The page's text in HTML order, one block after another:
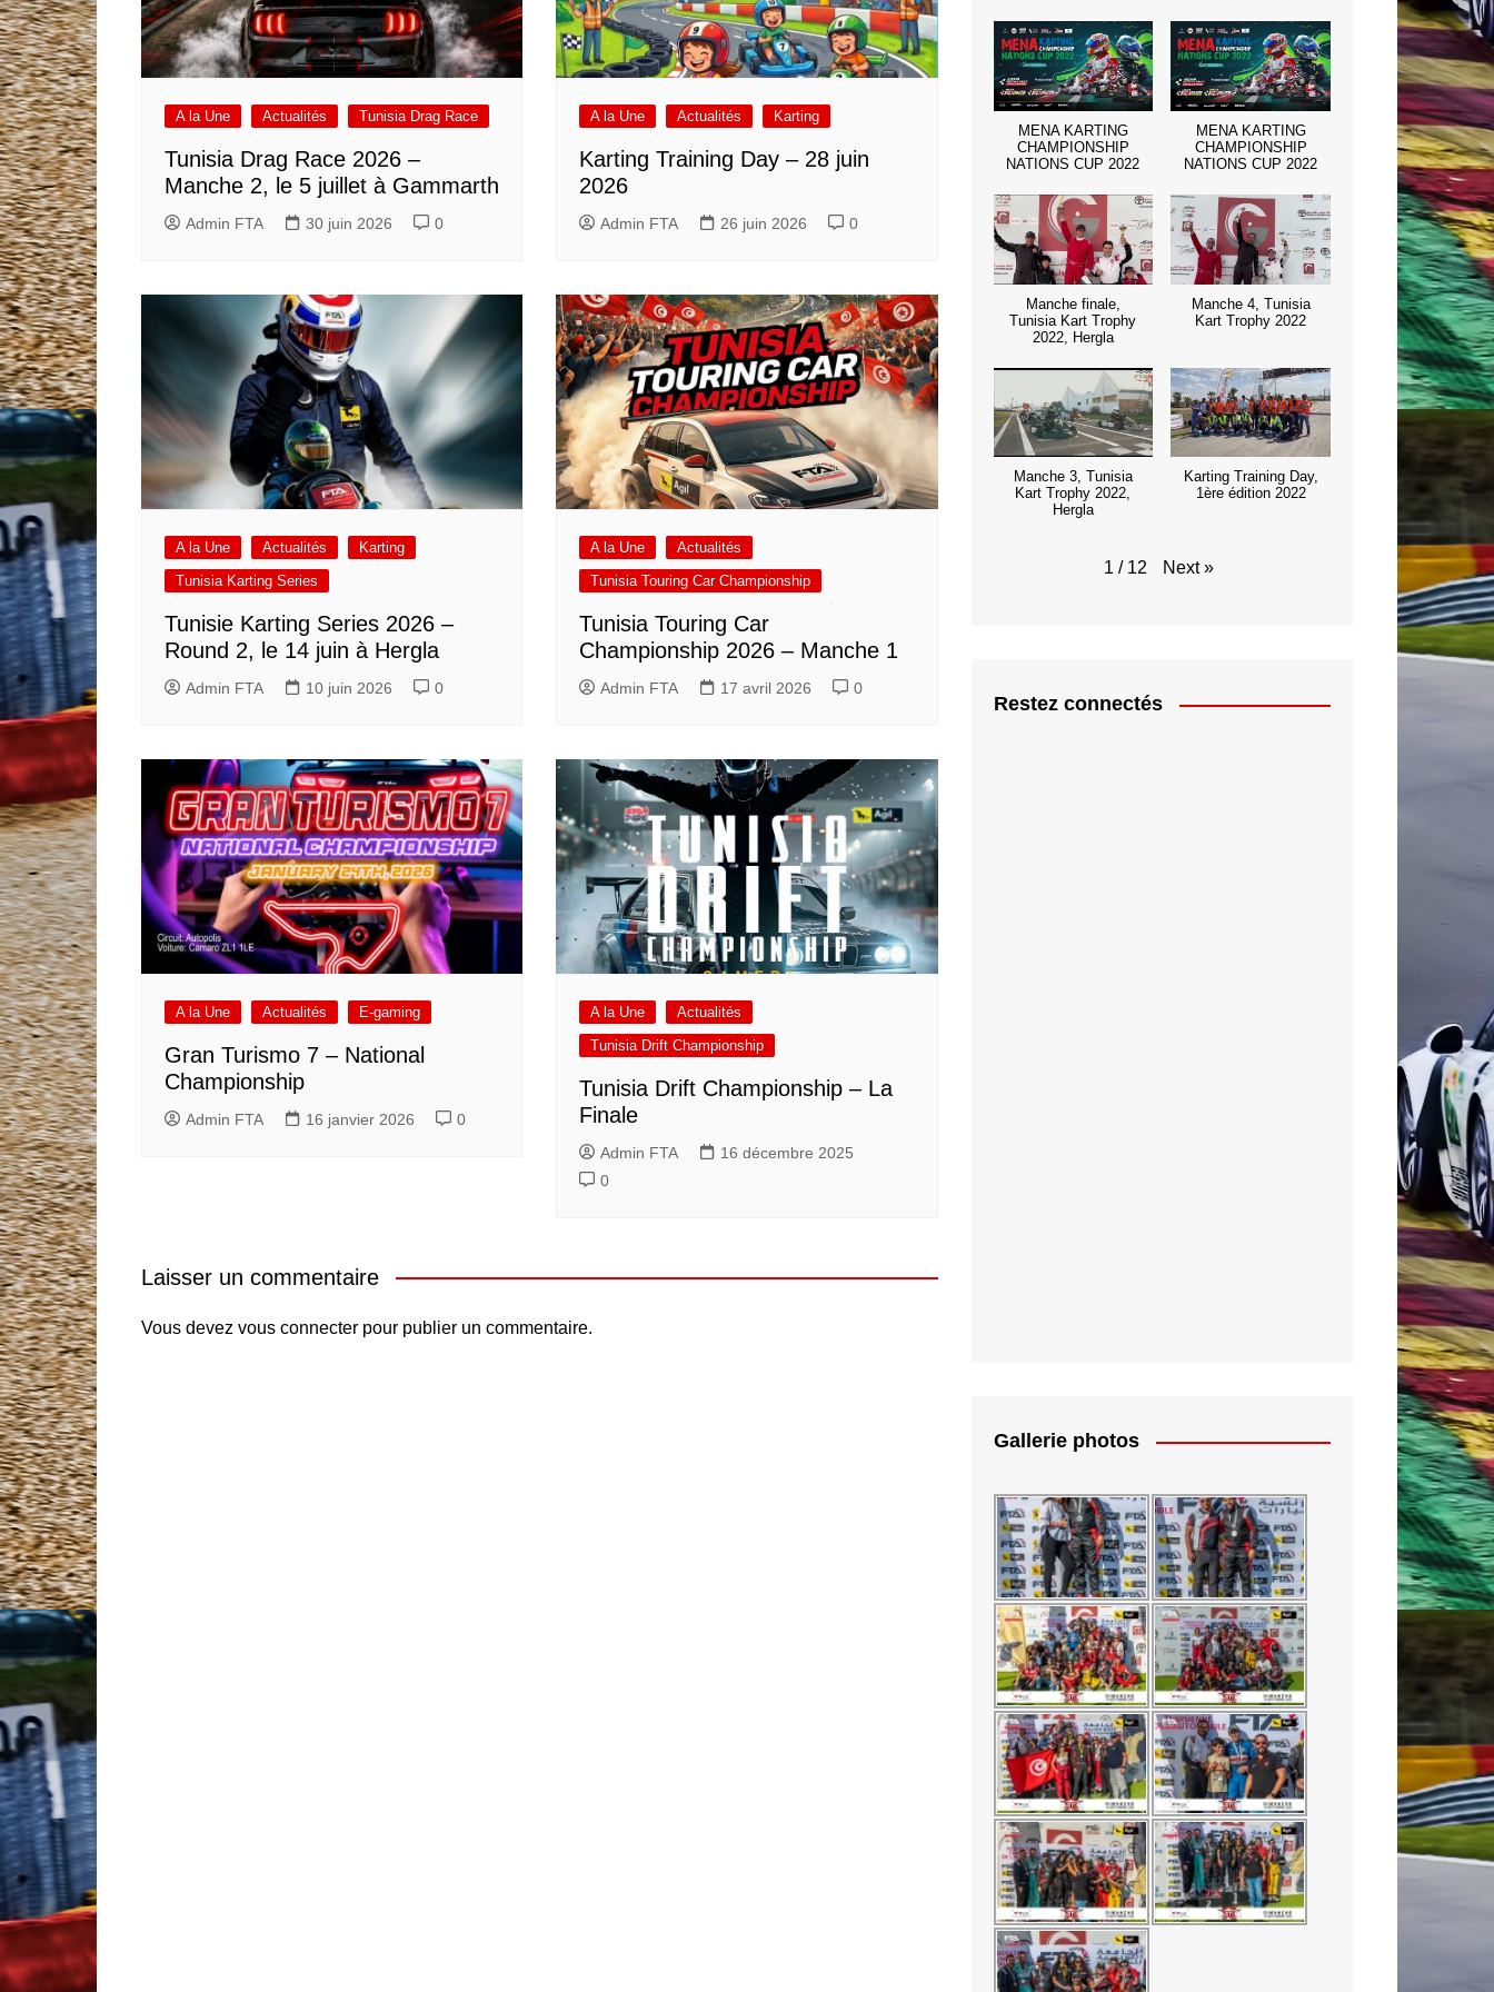
A la Une Actualités Tunisia Drag Race
Tunisia Drag Race 2026 –
Manche 2, le 5 juillet à Gammarth
Admin FTA 30 juin 2026 0
A la Une Actualités Karting
Karting Training Day – 28 juin
2026
Admin FTA 26 juin 2026 0
A la Une Actualités
Karting
Tunisia Karting Series
Tunisie Karting Series 2026 –
Round 2, le 14 juin à Hergla
Admin FTA 10 juin 2026 0
A la Une
Actualités
Tunisia Touring Car Championship
Tunisia Touring Car
Championship 2026 – Manche 1
Admin FTA 17 avril 2026 0
A la Une Actualités E-gaming
Gran Turismo 7 – National
Championship
Admin FTA 16 janvier 2026 0
A la Une
Actualités
Tunisia Drift Championship
Tunisia Drift Championship – La
Finale
Admin FTA
16 décembre 2025
0
Laisser un commentaire
Vous devez vous connecter pour publier un commentaire.
MENA KARTING
CHAMPIONSHIP
NATIONS CUP 2022
MENA KARTING
CHAMPIONSHIP
NATIONS CUP 2022
Manche finale,
Tunisia Kart Trophy
2022, Hergla
Manche 4, Tunisia
Kart Trophy 2022
Manche 3, Tunisia
Kart Trophy 2022,
Hergla
Karting Training Day,
1ère édition 2022
1 / 12 Next »
Restez connectés
Gallerie photos